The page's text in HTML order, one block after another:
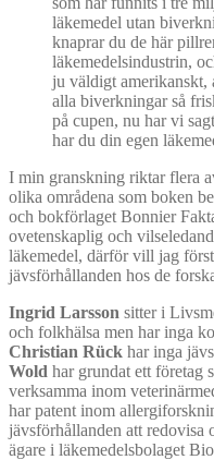
läkemedel utan
knaprar du de här
läkemedelsindustrin,
ju väldigt amerikanskt,
alla biverkningar så
på cupen, nu har vi
har du din egen
I min granskning riktar flera
olika områdena som boken
och bokförlaget Bonnier
ovetenskaplig och
läkemedel, därför vill jag
jävsförhållanden hos de
Ingrid Larsson sitter i
och folkhälsa men har inga
Christian Rück har inga
Wold har grundat ett företag
verksamma inom
har patent inom
jävsförhållanden att redovisa
ägare i läkemedelsbolaget